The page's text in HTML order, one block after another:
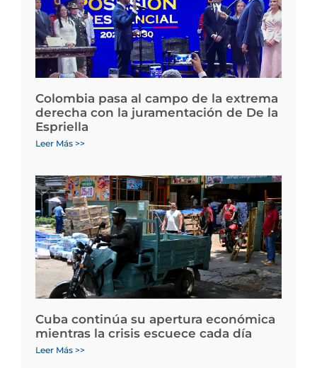
Colombia pasa al campo de la extrema
derecha con la juramentación de De la
Espriella
Leer Más >>
Cuba continúa su apertura económica
mientras la crisis escuece cada día
Leer Más >>